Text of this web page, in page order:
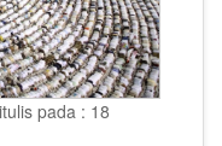
pada : 18